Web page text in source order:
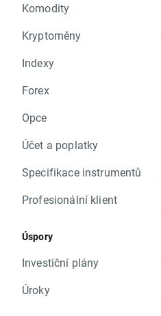
Komodity
Kryptoměny
Indexy
Forex
Opce
Účet a poplatky
Specifikace instrumentů
Profesionální klient
Úspory
Investiční plány
Úroky